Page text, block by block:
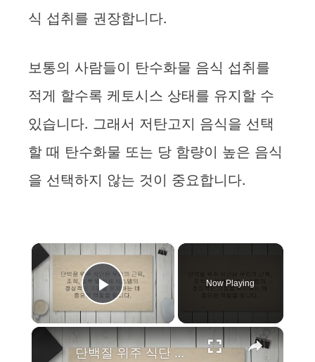
식 섭취를 권장합니다.
보통의 사람들이 탄수화물 음식 섭취를
적게 할수록 케토시스 상태를 유지할 수
있습니다. 그래서 저탄고지 음식을 선택
할 때 탄수화물 또는 당 함량이 높은 음식
을 선택하지 않는 것이 중요합니다.
×
Play Video
Now Playing
×
단백질 위주 식단 시작하고 날씬하게 다이어트 하기